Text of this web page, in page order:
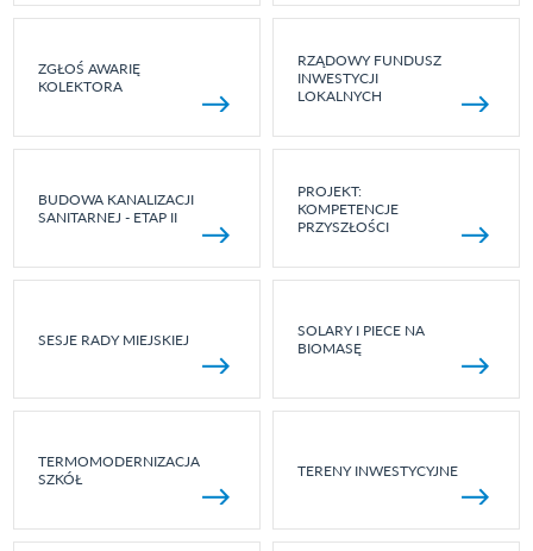
ZGŁOŚ AWARIĘ
KOLEKTORA
RZĄDOWY FUNDUSZ
INWESTYCJI
LOKALNYCH
BUDOWA KANALIZACJI
SANITARNEJ - ETAP II
PROJEKT:
KOMPETENCJE
PRZYSZŁOŚCI
SESJE RADY MIEJSKIEJ
SOLARY I PIECE NA
BIOMASĘ
TERMOMODERNIZACJA
SZKÓŁ
TERENY INWESTYCYJNE